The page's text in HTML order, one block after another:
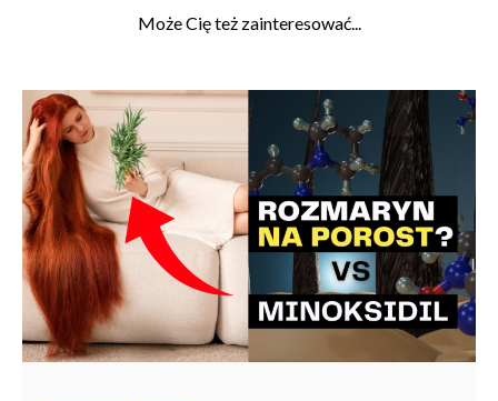
Może Cię też zainteresować...